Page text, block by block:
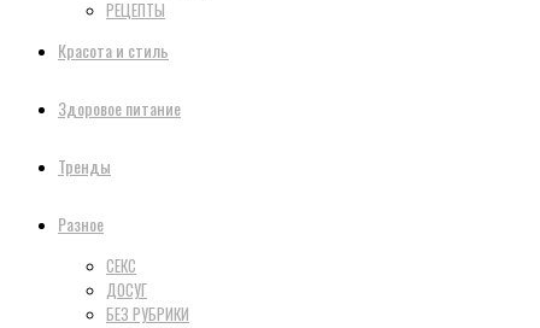
РЕЦЕПТЫ
Красота и стиль
Здоровое питание
Тренды
Разное
СЕКС
ДОСУГ
БЕЗ РУБРИКИ